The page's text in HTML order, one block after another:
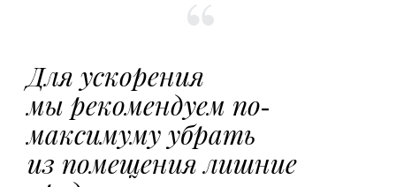
Для ускорения
мы рекомендуем по-
максимуму убрать
из помещения лишние